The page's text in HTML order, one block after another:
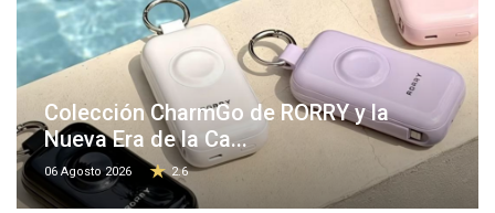
Colección CharmGo de RORRY y la
Nueva Era de la Ca...
06 Agosto 2026 2.6